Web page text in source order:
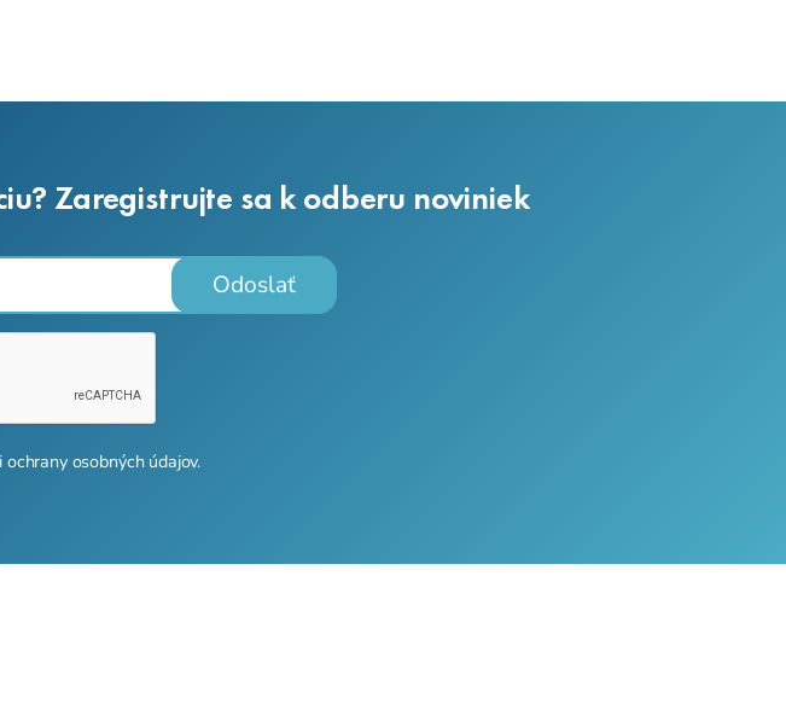
Zaregistrujte sa k odberu noviniek
Odoslať
ochrany osobných údajov.